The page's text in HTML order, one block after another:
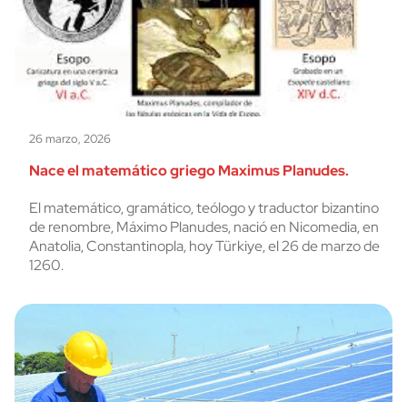
26 marzo, 2026
Nace el matemático griego Maximus Planudes.
El matemático, gramático, teólogo y traductor bizantino
de renombre, Máximo Planudes, nació en Nicomedia, en
Anatolia, Constantinopla, hoy Türkiye, el 26 de marzo de
1260.